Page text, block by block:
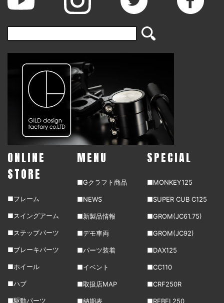
ONLINE
STORE
■フレーム
■スイングアーム
■ステップパーツ
■ブレーキパーツ
■ホイール
■ハブ
■駆動パーツ
MENU
■Gクラフト商品
■NEWS
■新製品情報
■デモ車両
■パーツ装着
■イベント
■取扱店MAP
■納期表
SPECIAL
■MONKEY125
■SUPER CUB C125
■GROM(JC61.75)
■GROM(JC92)
■DAX125
■CC110
■CRF250R
■REBEL250